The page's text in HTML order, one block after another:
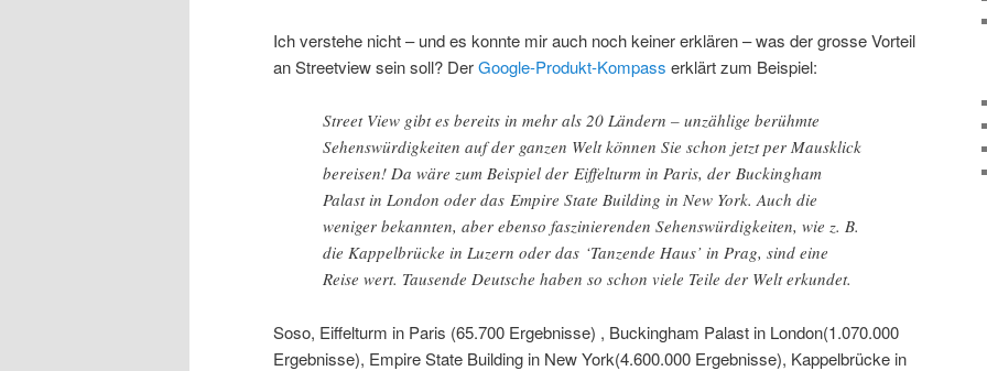
Ich verstehe nicht – und es konnte mir auch noch keiner erklären – was der grosse Vorteil
an Streetview sein soll? DerGoogle-Produkt-Kompass erklärt zum Beispiel:
Street View gibt es bereits in mehr als 20 Ländern – unzählige berühmte
Sehenswürdigkeiten auf der ganzen Welt können Sie schon jetzt per Mausklick
bereisen! Da wäre zum Beispiel der Eiffelturm in Paris, der Buckingham
Palast in London oder das Empire State Building in New York. Auch die
weniger bekannten, aber ebenso faszinierenden Sehenswürdigkeiten, wie z. B.
die Kappelbrücke in Luzern oder das ‘Tanzende Haus’ in Prag, sind eine
Reise wert. Tausende Deutsche haben so schon viele Teile der Welt erkundet.
Soso, Eiffelturm in Paris (65.700 Ergebnisse) , Buckingham Palast in London(1.070.000
Ergebnisse), Empire State Building in New York(4.600.000 Ergebnisse), Kappelbrücke in